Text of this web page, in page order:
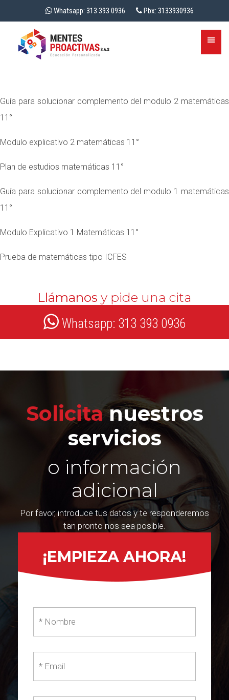
Whatsapp: 313 393 0936 Pbx: 3133930936
Guía para solucionar complemento del modulo 2 matemáticas
11°
Modulo explicativo 2 matemáticas 11°
Plan de estudios matemáticas 11°
Guía para solucionar complemento del modulo 1 matemáticas
11°
Modulo Explicativo 1 Matemáticas 11°
Prueba de matemáticas tipo ICFES
Llámanos y pide una cita
Whatsapp: 313 393 0936
Solicitanuestros
servicios
o información
adicional
Por favor, introduce tus datos y te responderemos
tan pronto nos sea posible.
¡EMPIEZA AHORA!